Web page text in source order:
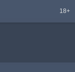
18+